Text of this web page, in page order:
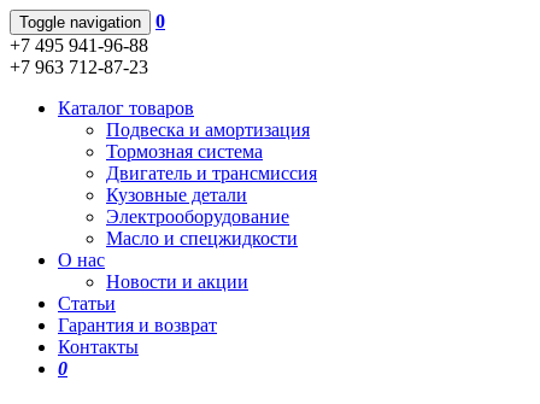
Toggle navigation
0
+7 495 941-96-88
+7 963 712-87-23
Каталог товаров
Подвеска и амортизация
Тормозная система
Двигатель и трансмиссия
Кузовные детали
Электрооборудование
Масло и спецжидкости
О нас
Новости и акции
Статьи
Гарантия и возврат
Контакты
0